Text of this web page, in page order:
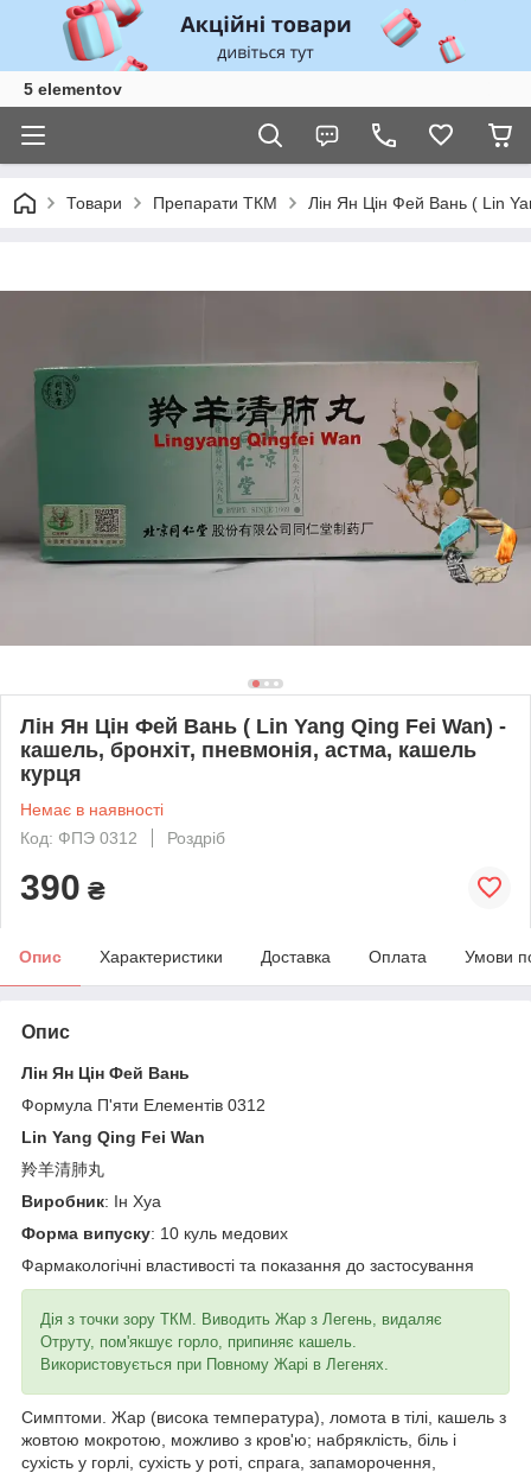
5 elementov
Товари Препарати ТКМ Лін Ян Цін Фей Вань ( Lin
Лін Ян Цін Фей Вань ( Lin Yang Qing Fei Wan) -
кашель, бронхіт, пневмонія, астма, кашель
курця
Немає в наявності
Код: ФПЭ 0312
Роздріб
390 ₴
Опис Характеристики Доставка Оплата Умови
Опис
Лін Ян Цін Фей Вань
Формула П'яти Елементів 0312
Lin Yang Qing Fei Wan
羚羊清肺丸
Виробник: Ін Хуа
Форма випуску: 10 куль медових
Фармакологічні властивості та показання до застосування
Дія з точки зору ТКМ. Виводить Жар з Легень, видаляє
Отруту, пом'якшує горло, припиняє кашель.
Використовується при Повному Жарі в Легенях.
Симптоми. Жар (висока температура), ломота в тілі, кашель з
жовтою мокротою, можливо з кров'ю; набряклість, біль і
сухість у горлі, сухість у роті, спрага, запаморочення,